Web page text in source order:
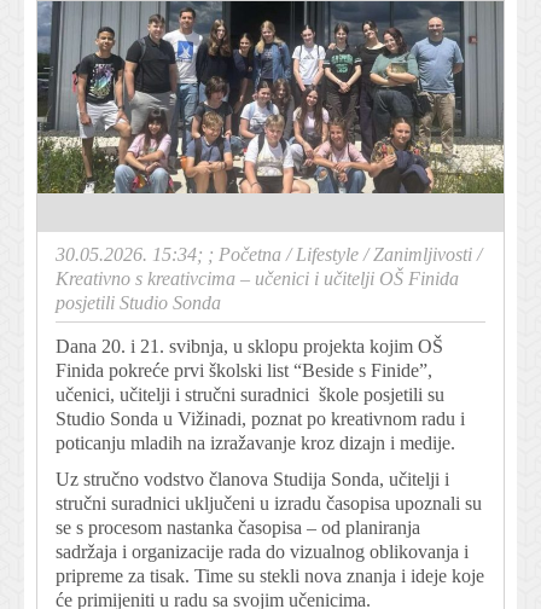
30.05.2026. 15:34; ; Početna /Lifestyle /Zanimljivosti /
Kreativno s kreativcima – učenici i učitelji OŠ Finida
posjetili Studio Sonda
Dana 20. i 21. svibnja, u sklopu projekta kojim OŠ
Finida pokreće prvi školski list “Beside s Finide”,
učenici, učitelji i stručni suradnici škole posjetili su
Studio Sonda u Vižinadi, poznat po kreativnom radu i
poticanju mladih na izražavanje kroz dizajn i medije.
Uz stručno vodstvo članova Studija Sonda, učitelji i
stručni suradnici uključeni u izradu časopisa upoznali su
se s procesom nastanka časopisa – od planiranja
sadržaja i organizacije rada do vizualnog oblikovanja i
pripreme za tisak. Time su stekli nova znanja i ideje koje
će primijeniti u radu sa svojim učenicima.